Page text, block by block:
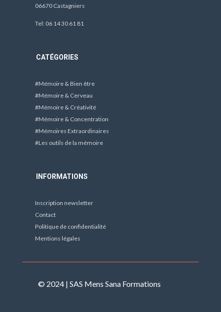
06670 Castagniers
Tel: 06 14 30 61 81
CATÉGORIES
#Mémoire & Bien être
#Mémoire & Cerveau
#Mémoire & Créativité
#Mémoire & Concentration
#Mémoires Extraordinaires
#Les outils de la mémoire
INFORMATIONS
Inscription newsletter
Contact
Politique de confidentialité
Mentions légales
© 2024 | SAS Mens Sana Formations